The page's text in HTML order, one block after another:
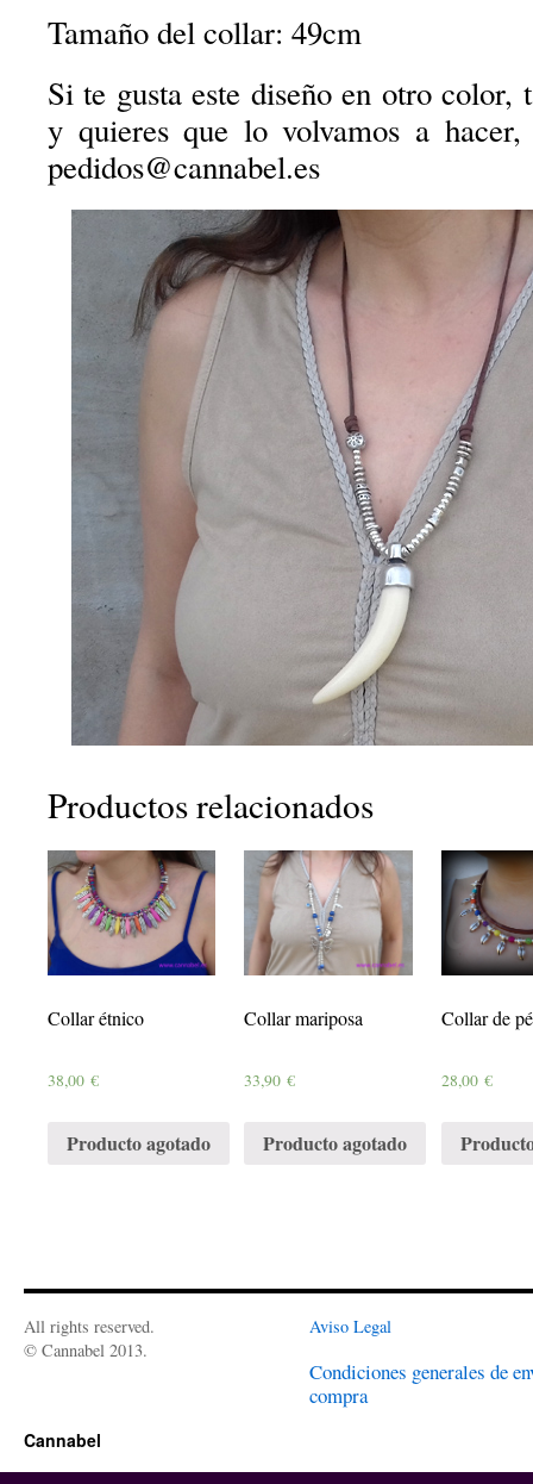
Tamaño del collar: 49cm
Si te gusta este diseño en otro color,
y quieres que lo volvamos a
pedidos@cannabel.es
Productos relacionados
Collar étnico
38,00 €
Producto agotado
Collar mariposa
33,90€
Producto agotado
Collar de
28,00 €
All rights reserved.
© Cannabel 2013.
Aviso Legal
Condiciones generales de
compra
Cannabel